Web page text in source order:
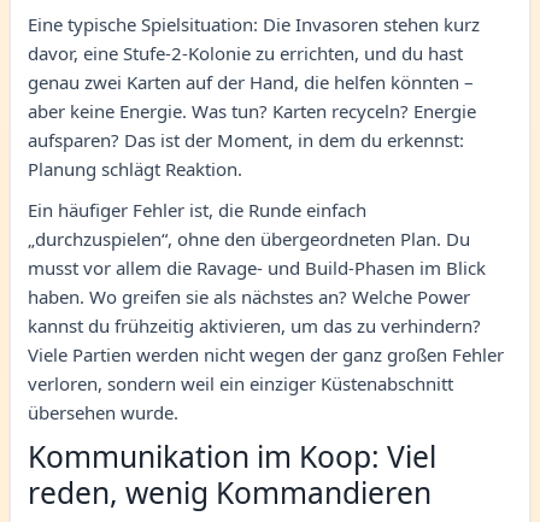
Eine typische Spielsituation: Die Invasoren stehen kurz
davor, eine Stufe-2-Kolonie zu errichten, und du hast
genau zwei Karten auf der Hand, die helfen könnten –
aber keine Energie. Was tun? Karten recyceln? Energie
aufsparen? Das ist der Moment, in dem du erkennst:
Planung schlägt Reaktion.
Ein häufiger Fehler ist, die Runde einfach
„durchzuspielen“, ohne den übergeordneten Plan. Du
musst vor allem die Ravage- und Build-Phasen im Blick
haben. Wo greifen sie als nächstes an? Welche Power
kannst du frühzeitig aktivieren, um das zu verhindern?
Viele Partien werden nicht wegen der ganz großen Fehler
verloren, sondern weil ein einziger Küstenabschnitt
übersehen wurde.
Kommunikation im Koop: Viel
reden, wenig Kommandieren